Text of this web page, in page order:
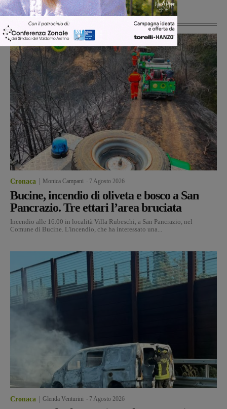
Ultime Notizie
Cronaca Monica Campani 7 Agosto 2026
Bucine, incendio di oliveta e bosco a San
Pancrazio. Tre ettari l’area bruciata
Incendio alle 16.00 in località Villa Rubeschi, a San Pancrazio, nel
Comune di Bucine. L'incendio, che ha interessato una...
Cronaca Glenda Venturini 7 Agosto 2026